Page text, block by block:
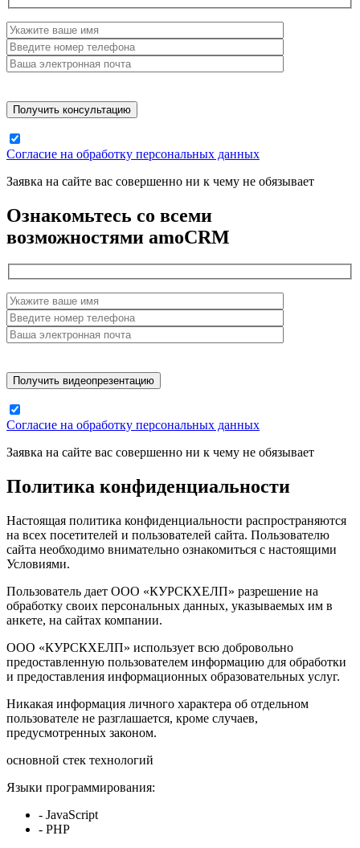
Согласие на обработку персональных данных
Заявка на сайте вас совершенно ни к чему не обязывает
Ознакомьтесь со всеми
возможностями amoCRM
Согласие на обработку персональных данных
Заявка на сайте вас совершенно ни к чему не обязывает
Политика конфиденциальности
Настоящая политика конфиденциальности распространяются
на всех посетителей и пользователей сайта. Пользователю
сайта необходимо внимательно ознакомиться с настоящими
Условиями.
Пользователь дает ООО «КУРСКХЕЛП» разрешение на
обработку своих персональных данных, указываемых им в
анкете, на сайтах компании.
ООО «КУРСКХЕЛП» использует всю добровольно
предоставленную пользователем информацию для обработки
и предоставления информационных образовательных услуг.
Никакая информация личного характера об отдельном
пользователе не разглашается, кроме случаев,
предусмотренных законом.
основной стек технологий
Языки программирования:
- JavaScript
- PHP